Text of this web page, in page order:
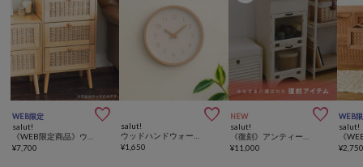
WEB限定 
salut!
¥7,700

salut!
¥1,650
NEW 
salut!
¥11,000
WEB
salut!
¥